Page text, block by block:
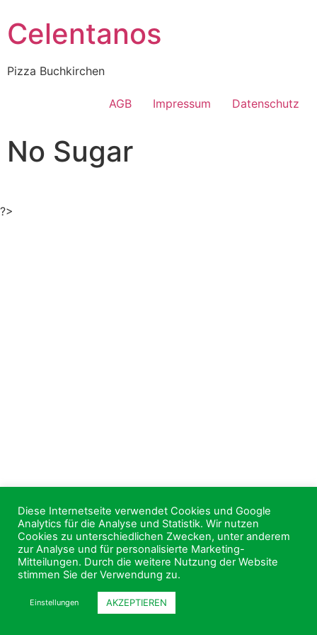
Celentanos
Pizza Buchkirchen
AGB Impressum Datenschutz
No Sugar
Diese Internetseite verwendet Cookies und Google
Analytics für die Analyse und Statistik. Wir nutzen
Cookies zu unterschiedlichen Zwecken, unter anderem
zur Analyse und für personalisierte Marketing-
Mitteilungen. Durch die weitere Nutzung der Website
stimmen Sie der Verwendung zu.
Einstellungen AKZEPTIEREN
?>